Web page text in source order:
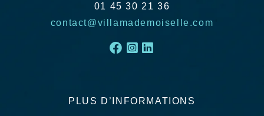
01 45 30 21 36
contact@villamademoiselle.com
PLUS D’INFORMATIONS